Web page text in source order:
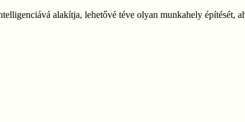
alakítja, lehetővé téve olyan munkahely építését,